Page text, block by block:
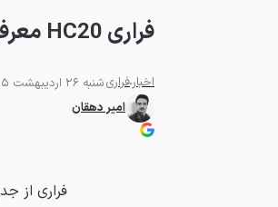
فراری HC20 معرفی شد؛ سوپراسپرت تک ساخت با طراحی سفارشی
اخبارفراریشنبه 26 اردیبهشت 1405 - 14:02
امیر دهقان